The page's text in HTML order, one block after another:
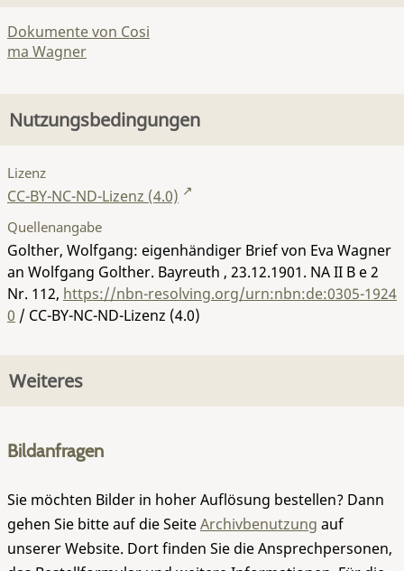
Dokumente von Cosi
ma Wagner
Nutzungsbedingungen
Lizenz
CC-BY-NC-ND-Lizenz (4.0)
Quellenangabe
Golther, Wolfgang: eigenhändiger Brief von Eva Wagner
an Wolfgang Golther. Bayreuth , 23.12.1901. NA II B e 2
Nr. 112, https://nbn-resolving.org/urn:nbn:de:0305-1924
0 / CC-BY-NC-ND-Lizenz (4.0)
Weiteres
Bildanfragen
Sie möchten Bilder in hoher Auflösung bestellen? Dann
gehen Sie bitte auf die SeiteArchivbenutzung auf
unserer Website. Dort finden Sie die Ansprechpersonen,